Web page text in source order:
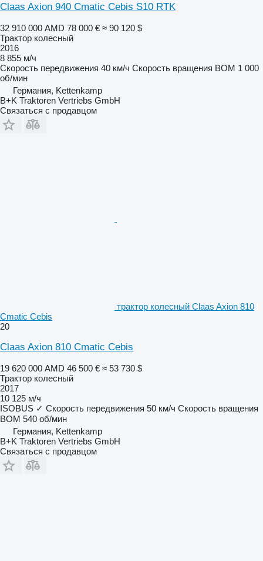
Claas Axion 940 Cmatic Cebis S10 RTK
32 910 000 AMD 78 000 € ≈ 90 120 $
Трактор колесный
2016
8 855 м/ч
Скорость передвижения 40 км/ч Скорость вращения ВОМ 1 000
об/мин
Германия, Kettenkamp
B+K Traktoren Vertriebs GmbH
Связаться с продавцом
трактор колесный Claas Axion 810
Cmatic Cebis
20
Claas Axion 810 Cmatic Cebis
19 620 000 AMD 46 500 € ≈ 53 730 $
Трактор колесный
2017
10 125 м/ч
ISOBUS ✓ Скорость передвижения 50 км/ч Скорость вращения
ВОМ 540 об/мин
Германия, Kettenkamp
B+K Traktoren Vertriebs GmbH
Связаться с продавцом